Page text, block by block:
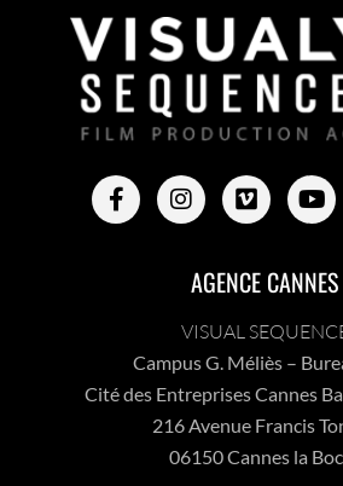
AGENCE CANNES
VISUAL
Campus G. Méliès –
Cité des Entreprises Cannes
216 Avenue Francis
06150 Cannes la